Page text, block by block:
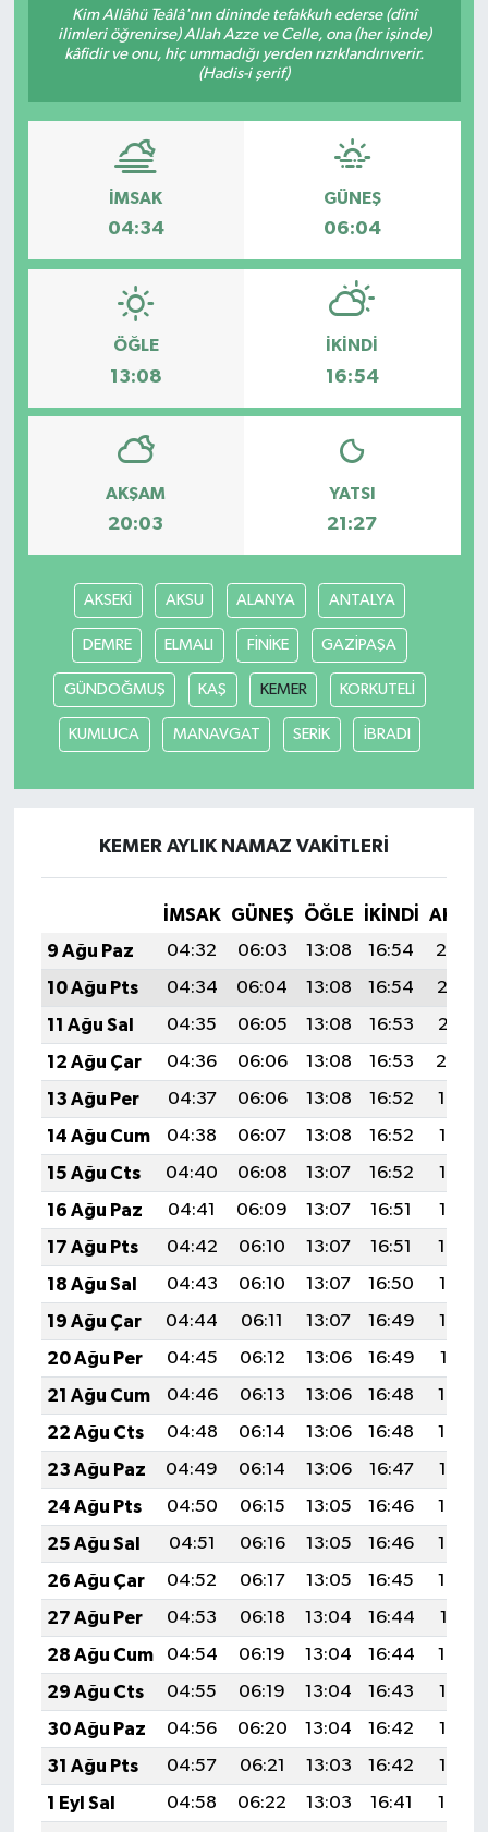
Kim Allâhü Teâlâ'nın dininde tefakkuh ederse (dînî
ilimleri öğrenirse) Allah Azze ve Celle, ona (her işinde)
kâfidir ve onu, hiç ummadığı yerden rızıklandırıverir.
(Hadis-i şerif)
İMSAK
04:34
GÜNEŞ
06:04
ÖĞLE
13:08
İKINDI
16:54
AKŞAM
20:03
YATSI
21:27
AKSEKİ AKSU ALANYA ANTALYA
DEMRE ELMALI FİNİKE GAZİPAŞA
GÜNDOĞMUŞ KAŞ KEMER KORKUTELİ
KUMLUCA MANAVGAT SERİK İBRADI
KEMER AYLIK NAMAZ VAKITLERI
İMSAK GÜNEŞ ÖĞLE İKINDI
9 Ağu Paz
04:32 06:03 13:08 16:54
20:04
10 Ağu Pts
04:34 06:04 13:08 16:54
20:03
11 Ağu Sal
04:35 06:05 13:08 16:53
20:01
12 Ağu Çar
04:36 06:06 13:08 16:53
20:00
13 Ağu Per
04:37 06:06 13:08 16:52
19:59
14 Ağu Cum
04:38 06:07 13:08 16:52
19:58
15 Ağu Cts
04:40 06:08 13:07 16:52
19:57
16 Ağu Paz
04:41 06:09 13:07 16:51
19:56
17 Ağu Pts
04:42 06:10 13:07 16:51
19:54
18 Ağu Sal
04:43 06:10 13:07 16:50
19:53
19 Ağu Çar
04:44 06:11 13:07 16:49
19:52
20 Ağu Per
04:45 06:12 13:06 16:49
19:51
21 Ağu Cum
04:46 06:13 13:06 16:48
19:49
22 Ağu Cts
04:48 06:14 13:06 16:48
19:48
23 Ağu Paz
04:49 06:14 13:06 16:47
19:47
24 Ağu Pts
04:50 06:15 13:05 16:46
19:45
25 Ağu Sal
04:51 06:16 13:05 16:46
19:44
26 Ağu Çar
04:52 06:17 13:05 16:45
19:43
27 Ağu Per
04:53 06:18 13:04 16:44
19:41
28 Ağu Cum
04:54 06:19 13:04 16:44
19:40
29 Ağu Cts
04:55 06:19 13:04 16:43
19:38
30 Ağu Paz
04:56 06:20 13:04 16:42
19:37
31 Ağu Pts
04:57 06:21 13:03 16:42
19:36
1 Eyl Sal
04:58 06:22 13:03 16:41
19:34